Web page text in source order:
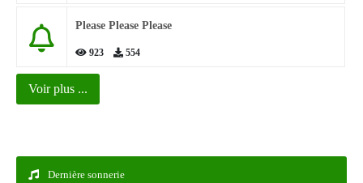
Please Please Please
923 554
Voir plus ...
Dernière sonnerie